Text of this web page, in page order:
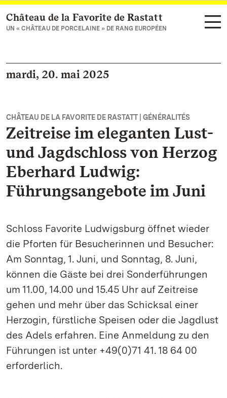
Vers la page d’accueil
Château de la Favorite de Rastatt
UN « CHÂTEAU DE PORCELAINE » DE RANG EUROPÉEN
mardi, 20. mai 2025
CHÂTEAU DE LA FAVORITE DE RASTATT | GÉNÉRALITÉS
Zeitreise im eleganten Lust-
und Jagdschloss von Herzog
Eberhard Ludwig:
Führungsangebote im Juni
Schloss Favorite Ludwigsburg öffnet wieder
die Pforten für Besucherinnen und Besucher:
Am Sonntag, 1. Juni, und Sonntag, 8. Juni,
können die Gäste bei drei Sonderführungen
um 11.00, 14.00 und 15.45 Uhr auf Zeitreise
gehen und mehr über das Schicksal einer
Herzogin, fürstliche Speisen oder die Jagdlust
des Adels erfahren. Eine Anmeldung zu den
Führungen ist unter +49(0)71 41. 18 64 00
erforderlich.